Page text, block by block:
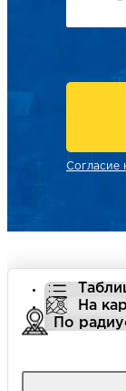
Согласие
На
По